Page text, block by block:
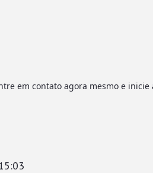
em contato agora mesmo e